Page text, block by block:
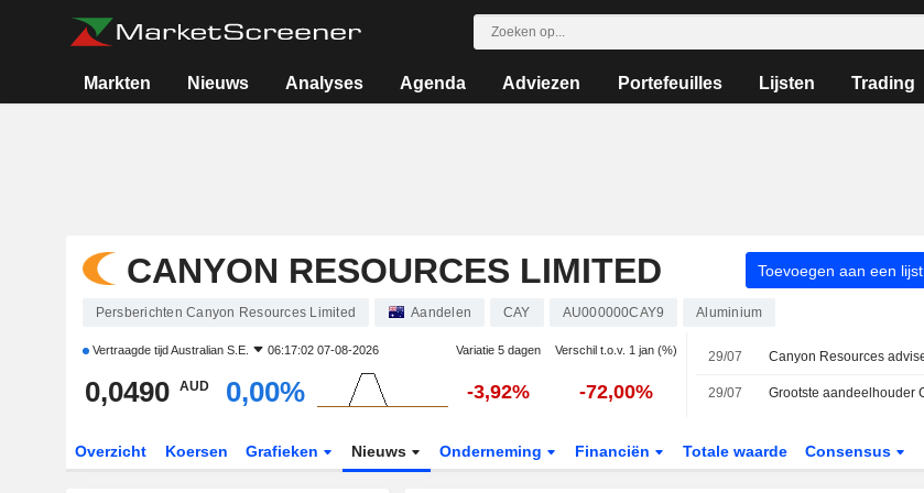
Markten Nieuws Analyses Agenda Adviezen Portefeuilles Lijsten Trading
CANYON RESOURCES LIMITED Toevoegen aan een lijst
Persberichten Canyon Resources Limited Aandelen CAY AU000000CAY9 Aluminium
Vertraagde tijdAustralian S.E. 06:17:02 07-08-2026 Variatie 5 dagen Verschil t.o.v. 1 jan (%)
0,0490 AUD 0,00% -3,92% -72,00%
29/07
29/07
Overzicht Koersen Grafieken Nieuws Onderneming Financiën Totale waarde Consensus